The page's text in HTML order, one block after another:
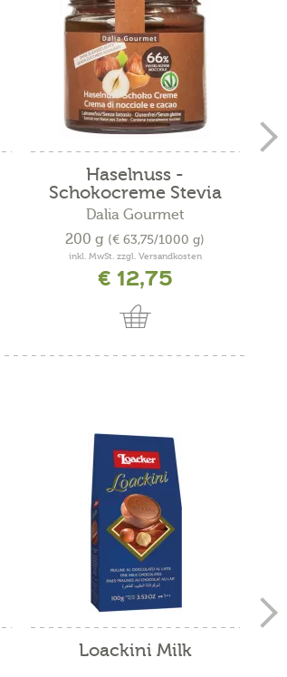
Haselnuss -
Schokocreme Stevia
Dalia Gourmet
200 g (€ 63,75/1000 g)
inkl. MwSt. zzgl. Versandkosten
€ 12,75
Loackini Milk